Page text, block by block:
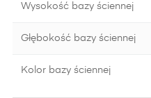
Wysokość bazy ściennej
Głębokość bazy ściennej
Kolor bazy ściennej